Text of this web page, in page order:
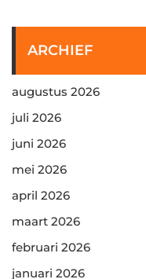
ARCHIEF
augustus 2026
juli 2026
juni 2026
mei 2026
april 2026
maart 2026
februari 2026
januari 2026